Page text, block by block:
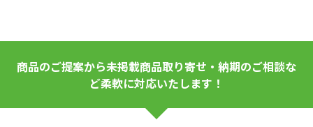
商品のご提案から未掲載商品取り寄せ・納期のご相談な
ど柔軟に対応いたします！